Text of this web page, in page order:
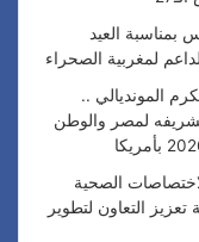
بمناسبة العيد
لمغربية الصحراء
المونديالي ..
لمصر والوطن
الصحية
التعاون لتطوير